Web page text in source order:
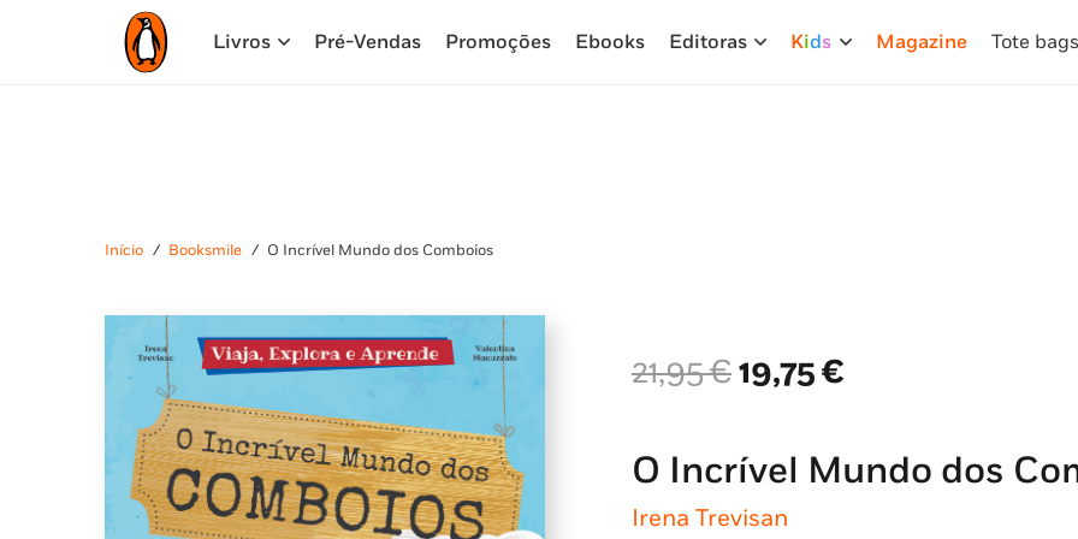
Livros Pré-Vendas Promoções Ebooks Editoras Kids Magazine Tote bags
Início / Booksmile / O Incrível Mundo dos Comboios
21,95€O
preço
era:
21,95 €.
19,75€
é:
19,75 €.
O Incrível Mundo dos
Irena Trevisan